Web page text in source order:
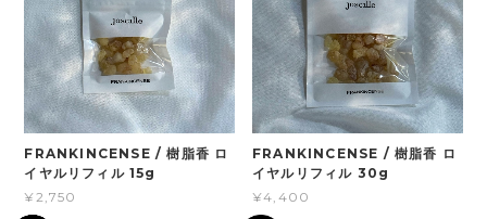
FRANKINCENSE / 樹脂香 ロ
イヤルリフィル 15g
¥2,750
FRANKINCENSE / 樹脂香 ロ
イヤルリフィル 30g
¥4,400